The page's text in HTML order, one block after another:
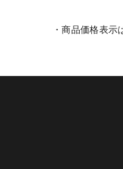
・商品価格表示